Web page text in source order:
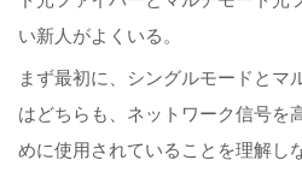
い新人がよくいる。
まず最初に、シングルモードとマ
はどちらも、ネットワーク信号を
めに使用されていることを理解し